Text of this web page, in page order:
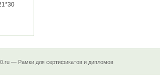
— Рамки для сертификатов и дипломов